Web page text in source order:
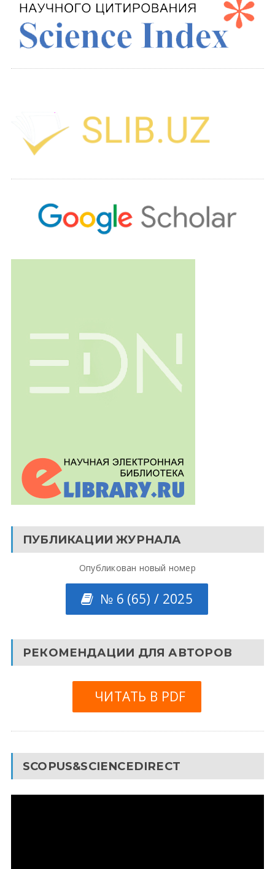
ПУБЛИКАЦИИ ЖУРНАЛА
Опубликован новый номер
№ 6 (65) / 2025
РЕКОМЕНДАЦИИ ДЛЯ АВТОРОВ
ЧИТАТЬ В PDF
SCOPUS&SCIENCEDIRECT